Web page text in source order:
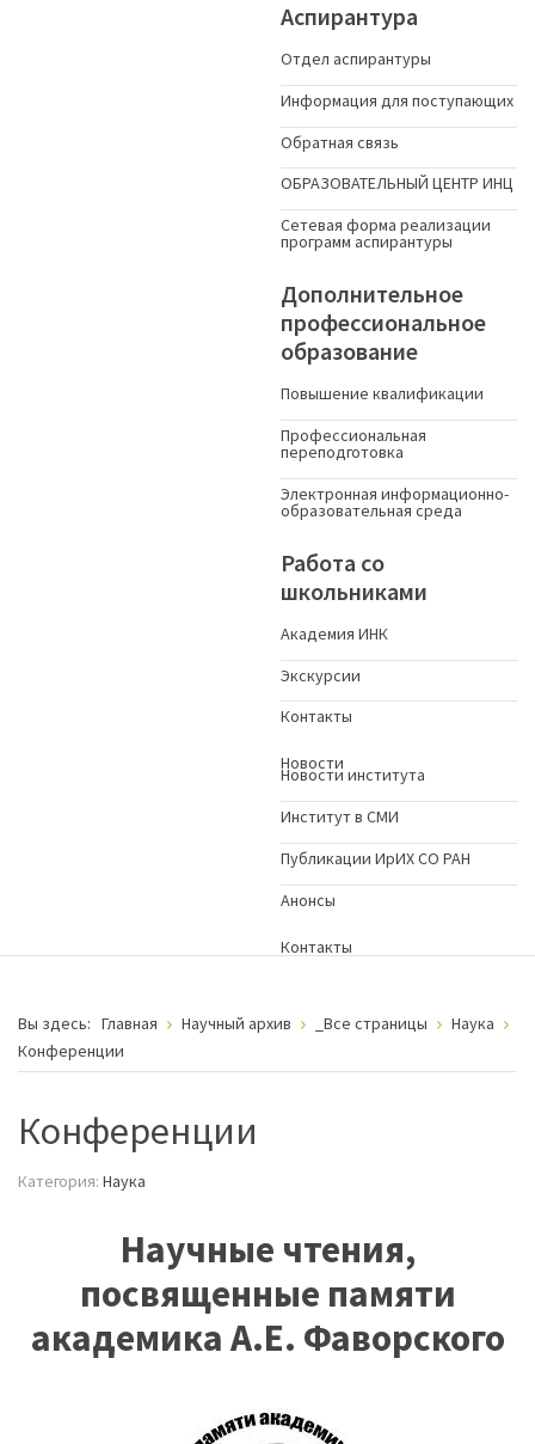
Аспирантура
Отдел аспирантуры
Информация для поступающих
Обратная связь
ОБРАЗОВАТЕЛЬНЫЙ ЦЕНТР ИНЦ
Сетевая форма реализации
программ аспирантуры
Дополнительное
профессиональное
образование
Повышение квалификации
Профессиональная
переподготовка
Электронная информационно-
образовательная среда
Работа со
школьниками
Академия ИНК
Экскурсии
Контакты
Новости
Новости института
Институт в СМИ
Публикации ИрИХ СО РАН
Анонсы
Контакты
Вы здесь: Главная Научный архив _Все страницы
Наука
Конференции
Конференции
Категория: Наука
Научные чтения,
посвященные памяти
академика А.Е. Фаворского